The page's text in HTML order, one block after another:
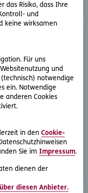
das Risiko, dass Ihre
und
keine wirksamen
Für uns
und
notwendige
ein. Notwendige
anderen Cookies
in den Cookie-
Sie im Impressum.
dienen der
diesen Anbieter.
gegnerische Partei